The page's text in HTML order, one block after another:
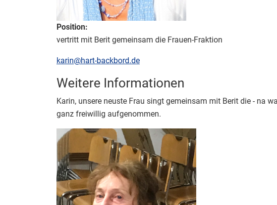
Position:
vertritt mit Berit gemeinsam die Frauen-Fraktion
E-Mail:
karin@hart-backbord.de
Weitere Informationen
Weitere Informationen
Karin, unsere neuste Frau singt gemeinsam mit Berit die - na
ganz freiwillig aufgenommen.